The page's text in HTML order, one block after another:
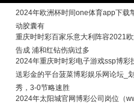
2024年欧洲杯时间one体育app下载
动胶囊有
重庆时时彩百家乐意大利阵容2021
告成 浦和红钻伤病过多
2024年重庆时时彩电子游戏ssp博彩
送彩金的平台菠菜博彩娱乐网论坛_
秀，3-0节略速胜
2024年太阳城官网博彩公司岗位（